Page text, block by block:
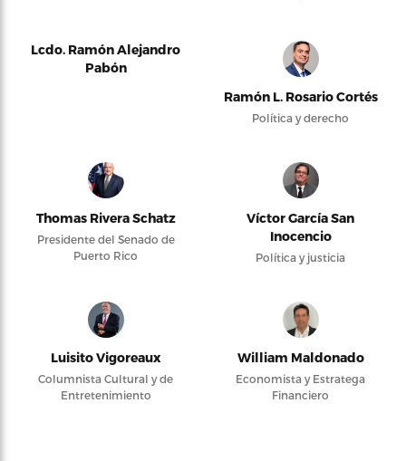
Lcdo. Ramón Alejandro
Pabón
Ramón L. Rosario Cortés
Política y derecho
Thomas Rivera Schatz
Presidente del Senado de
Puerto Rico
Víctor García San
Inocencio
Política y justicia
Luisito Vigoreaux
Columnista Cultural y de
Entretenimiento
William Maldonado
Economista y Estratega
Financiero